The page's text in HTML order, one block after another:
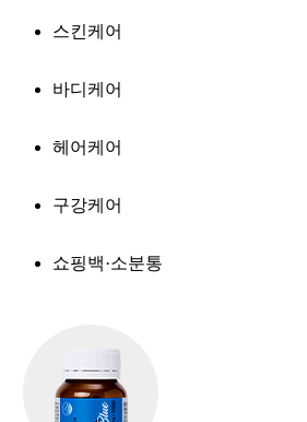
스킨케어
바디케어
헤어케어
구강케어
쇼핑백·소분통